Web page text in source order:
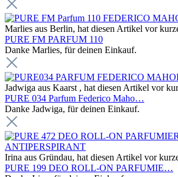
Marlies aus Berlin, hat diesen Artikel vor
PURE FM PARFUM 110
Danke Marlies, für deinen Einkauf.
Jadwiga aus Kaarst , hat diesen Artikel vor
PURE 034 Parfum Federico Maho…
Danke Jadwiga, für deinen Einkauf.
Irina aus Gründau, hat diesen Artikel vor
PURE 199 DEO ROLL-ON PARFUMIE…